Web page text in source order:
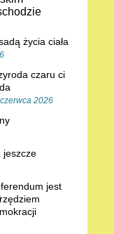
życia ciała
czaru ci
2026
jeszcze
jest